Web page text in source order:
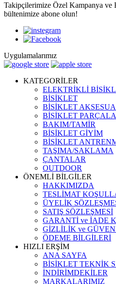
Takipçilerimize Özel Kampanya ve
bültenimize abone olun!
Uygulamalarımız
KATEGORİLER
ELEKTRİKLİ
BİSİKLET
BİSİKLET
BİSİKLET
BAKIM/TAMİR
BİSİKLET GİYİM
BİSİKLET
TAŞIMA/SAKLAMA
ÇANTALAR
OUTDOOR
ÖNEMLİ BİLGİLER
HAKKIMIZDA
TESLİMAT
ÜYELİK
SATIŞ SÖZLEŞMESİ
GARANTİ ve İADE
GİZLİLİK ve
ÖDEME BİLGİLERİ
HIZLI ERŞİM
ANA SAYFA
BİSİKLET TEKNİK
İNDİRİMDEKİLER
MARKALARIMIZ